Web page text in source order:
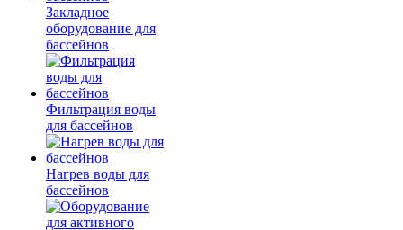
Закладное
оборудование для
бассейнов
Фильтрация воды
для бассейнов
Нагрев воды для
бассейнов